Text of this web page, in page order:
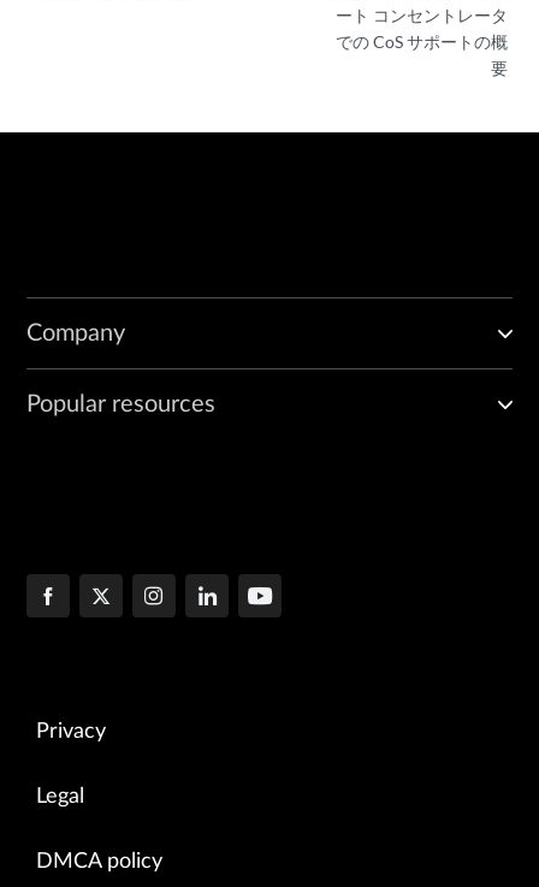
ート コンセントレータ
での CoS サポートの概
要
Company
Popular resources
Privacy
Legal
DMCA policy